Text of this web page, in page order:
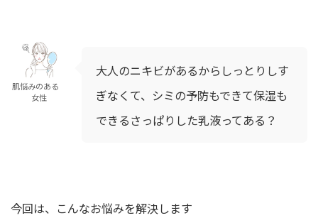
肌悩みのある
女性
大人のニキビがあるからしっとりしす
ぎなくて、シミの予防もできて保湿も
できるさっぱりした乳液ってある？
今回は、こんなお悩みを解決します